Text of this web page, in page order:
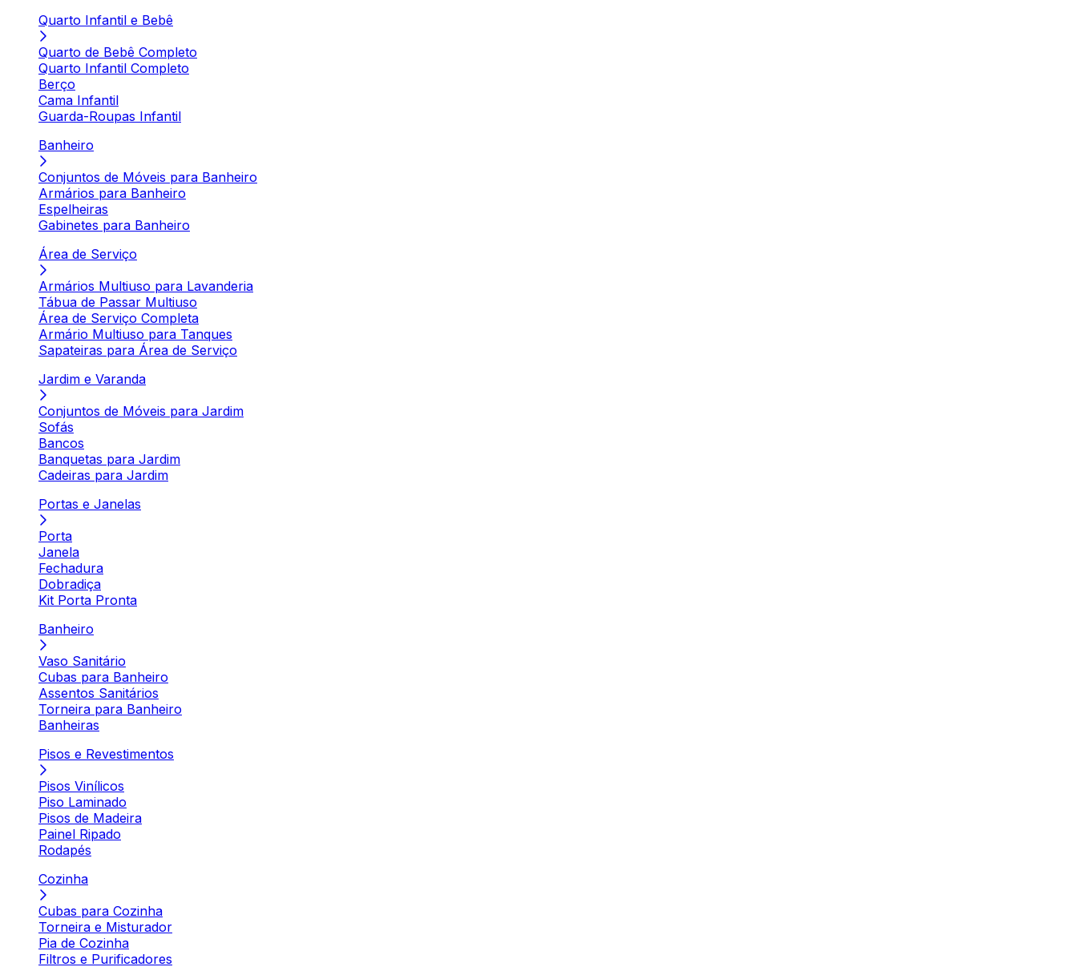
Quarto Infantil e Bebê
Quarto de Bebê Completo
Quarto Infantil Completo
Berço
Cama Infantil
Guarda-Roupas Infantil
Banheiro
Conjuntos de Móveis para Banheiro
Armários para Banheiro
Espelheiras
Gabinetes para Banheiro
Área de Serviço
Armários Multiuso para Lavanderia
Tábua de Passar Multiuso
Área de Serviço Completa
Armário Multiuso para Tanques
Sapateiras para Área de Serviço
Jardim e Varanda
Conjuntos de Móveis para Jardim
Sofás
Bancos
Banquetas para Jardim
Cadeiras para Jardim
Portas e Janelas
Porta
Janela
Fechadura
Dobradiça
Kit Porta Pronta
Banheiro
Vaso Sanitário
Cubas para Banheiro
Assentos Sanitários
Torneira para Banheiro
Banheiras
Pisos e Revestimentos
Pisos Vinílicos
Piso Laminado
Pisos de Madeira
Painel Ripado
Rodapés
Cozinha
Cubas para Cozinha
Torneira e Misturador
Pia de Cozinha
Filtros e Purificadores